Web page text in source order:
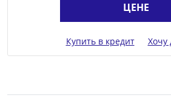
ЦЕНЕ
Купить в кредит Хочу